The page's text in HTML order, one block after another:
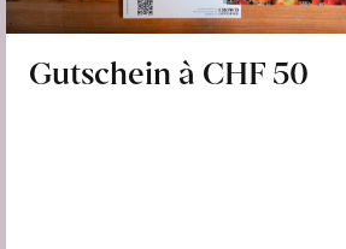
Gutschein à CHF 50